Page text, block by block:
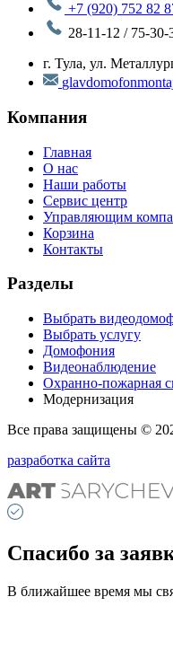
+7 (920) 752 82
28-11-12 / 75-30-
г. Тула, ул.
Компания
Главная
О нас
Наши работы
Сервис центр
Управляющим
Корзина
Контакты
Разделы
Выбрать
Выбрать услугу
Домофония
Видеонаблюдение
Охранно-пожарная
Модернизация
Все права защищены ©
разработка сайта
Спасибо за
В ближайшее время мы